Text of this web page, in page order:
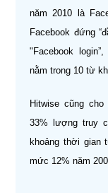
năm 2010 là
Facebook đứng
"Facebook
nằm trong 10 từ
Hitwise cũng
33% lượng truy
khoảng thời gian
mức 12% năm